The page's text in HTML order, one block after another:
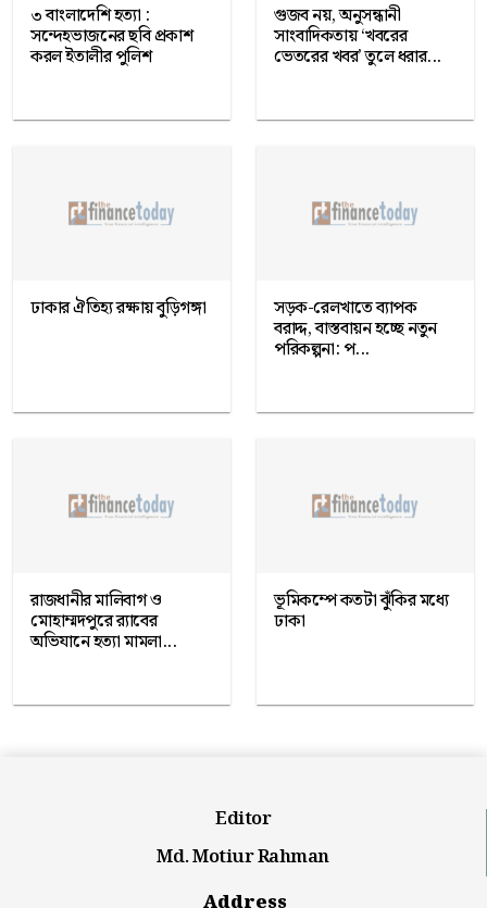
৩ বাংলাদেশি হত্যা :
সন্দেহভাজনের ছবি প্রকাশ
করল ইতালীর পুলিশ
গুজব নয়, অনুসন্ধানী
সাংবাদিকতায় ‘খবরের
ভেতরের খবর’ তুলে ধরার...
ঢাকার ঐতিহ্য রক্ষায় বুড়িগঙ্গা সড়ক-রেলখাতে ব্যাপক
বরাদ্দ, বাস্তবায়ন হচ্ছে নতুন
পরিকল্পনা: প...
রাজধানীর মালিবাগ ও
মোহাম্মদপুরে র‍্যাবের
অভিযানে হত্যা মামলা...
ভূমিকম্পে কতটা ঝুঁকির মধ্যে
ঢাকা
Editor
Md. Motiur Rahman
Address